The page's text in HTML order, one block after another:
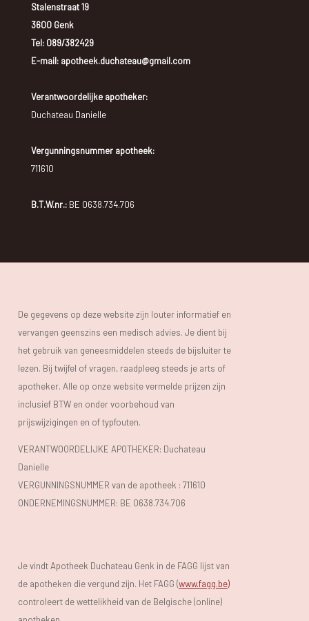
Stalenstraat 19
3600 Genk
Tel: 089/382429
E-mail: apotheek.duchateau@gmail.com
Verantwoordelijke apotheker:
Duchateau Danielle
Vergunningsnummer apotheek:
711610
B.T.W.nr.:BE 0638.734.706
De gegevens op deze website zijn louter informatief en
vervangen geenszins een medisch advies. Je dient bij
het gebruik van geneesmiddelen steeds de bijsluiter te
lezen. Bij twijfel of vragen, raadpleeg steeds je arts of
apotheker. Alle op onze website vermelde prijzen zijn
inclusief BTW en onder voorbehoud van
prijswijzigingen en of typfouten.
VERANTWOORDELIJKE APOTHEKER: Duchateau
Danielle
VERGUNNINGSNUMMER van de apotheek : 711610
ONDERNEMINGSNUMMER: BE 0638.734.706
Je vindt Apotheek Duchateau Genk in de FAGG lijst van
de apotheken die vergund zijn. Het FAGG (www.fagg.be)
controleert de wettelikheid van de Belgische (online)